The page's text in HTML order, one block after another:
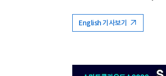
English 기사보기